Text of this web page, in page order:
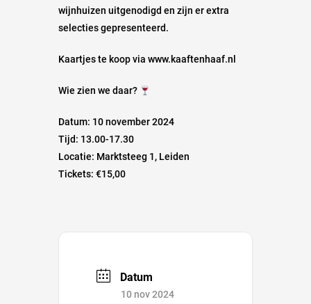
wijnhuizen uitgenodigd en zijn er extra
selecties gepresenteerd.
Kaartjes te koop via www.kaaftenhaaf.nl
Wie zien we daar?
Datum: 10 november 2024
Tijd: 13.00-17.30
Locatie: Marktsteeg 1, Leiden
Tickets: €15,00
Datum
10 nov 2024